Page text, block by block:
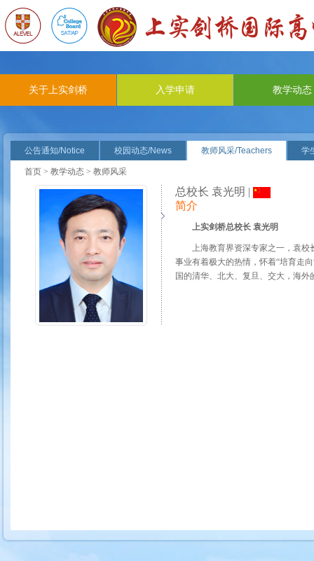
关于上实剑桥 入学申请 教学动态
公告通知/Notice 校园动态/News 教师风采/Teachers 学
首页 > 教学动态 > 教师风采
总校长 袁光明 |
简介
上实剑桥总校长 袁光明
上海教育界资深专家之一，袁校
事业有着极大的热情，怀着“培育走
国的清华、北大、复旦、交大，海